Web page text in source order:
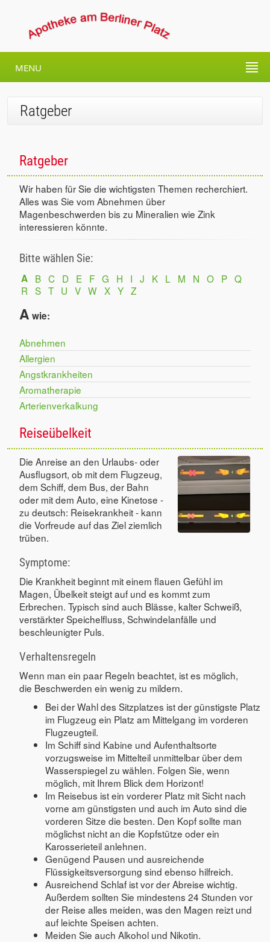
MENU
Ratgeber
Ratgeber
Wir haben für Sie die wichtigsten Themen recherchiert.
Alles was Sie vom Abnehmen über
Magenbeschwerden bis zu Mineralien wie Zink
interessieren könnte.
Bitte wählen Sie:
A B C D E F G H I J K L M N O P Q
R S T U V W X Y Z
A wie:
Abnehmen
Allergien
Angstkrankheiten
Aromatherapie
Arterienverkalkung
Reiseübelkeit
Die Anreise an den Urlaubs- oder
Ausflugsort, ob mit dem Flugzeug,
dem Schiff, dem Bus, der Bahn
oder mit dem Auto, eine Kinetose -
zu deutsch: Reisekrankheit - kann
die Vorfreude auf das Ziel ziemlich
trüben.
Symptome:
Die Krankheit beginnt mit einem flauen Gefühl im
Magen, Übelkeit steigt auf und es kommt zum
Erbrechen. Typisch sind auch Blässe, kalter Schweiß,
verstärkter Speichelfluss, Schwindelanfälle und
beschleunigter Puls.
Verhaltensregeln
Wenn man ein paar Regeln beachtet, ist es möglich,
die Beschwerden ein wenig zu mildern.
Bei der Wahl des Sitzplatzes ist der günstigste Platz
im Flugzeug ein Platz am Mittelgang im vorderen
Flugzeugteil.
Im Schiff sind Kabine und Aufenthaltsorte
vorzugsweise im Mittelteil unmittelbar über dem
Wasserspiegel zu wählen. Folgen Sie, wenn
möglich, mit Ihrem Blick dem Horizont!
Im Reisebus ist ein vorderer Platz mit Sicht nach
vorne am günstigsten und auch im Auto sind die
vorderen Sitze die besten. Den Kopf sollte man
möglichst nicht an die Kopfstütze oder ein
Karosserieteil anlehnen.
Genügend Pausen und ausreichende
Flüssigkeitsversorgung sind ebenso hilfreich.
Ausreichend Schlaf ist vor der Abreise wichtig.
Außerdem sollten Sie mindestens 24 Stunden vor
der Reise alles meiden, was den Magen reizt und
auf leichte Speisen achten.
Meiden Sie auch Alkohol und Nikotin.